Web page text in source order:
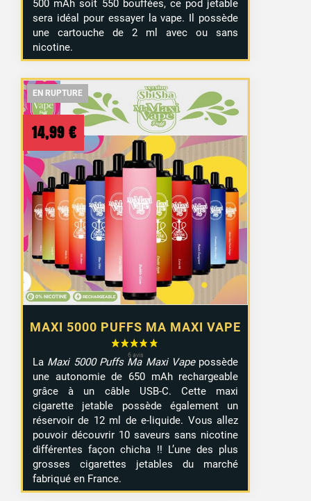
500 mAh soit 550 bouffées, ce pod jetable
sera idéal pour essayer la vape. Il possède
une cartouche de 2 ml avec ou sans
nicotine.
EN RUPTURE
EN RUPTURE
MAXI 5000 PUFFS MA MAXI VAPE
14,99 €
La Maxi 5000 Puffs Ma Maxi Vapepossède
une autonomie de 650 mAh rechargeable
grâce à un câble USB-C. Cette maxi
cigarette jetable possède également un
réservoir de 12 ml de e-liquide. Vous allez
pouvoir découvrir 10 saveurs sans nicotine
différentes façon chicha !! L’une des plus
grosses cigarettes jetables du marché
fabriqué en France.
EN RUPTURE